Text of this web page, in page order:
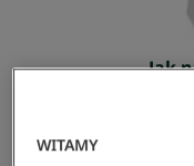
Jak
A.
WITAMY